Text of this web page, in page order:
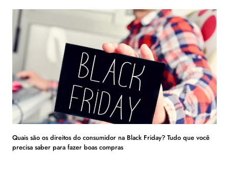
Quais são os direitos do consumidor na Black Friday? Tudo que você
precisa saber para fazer boas compras